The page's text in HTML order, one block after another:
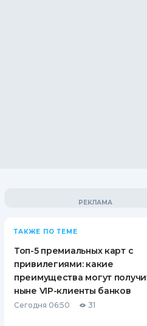
ТАКЖЕ ПО ТЕМЕ
Топ-5 премиальных карт с
привилегиями: какие
преимущества могут
ныне VIP-клиенты банков
Сегодня 06:50 31